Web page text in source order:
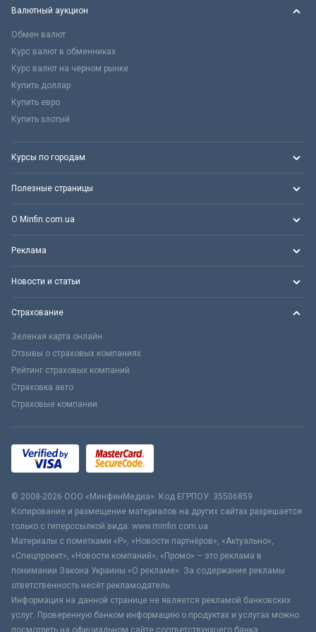
Валютный аукцион
Обмен валют
Курс валют в обменниках
Курс валют на черном рынке
Купить доллар
Купить евро
Купить злотый
Курсы по городам
Полезные страницы
О Minfin.com.ua
Реклама
Новости и статьи
Страхование
Зеленая карта онлайн
Отзывы о страховых компаниях
Рейтинг страховых компаний
Страховка авто
Страховые компании
© 2008-2026 ООО «МинфинМедиа». Код ЕГРПОУ: 35506859
Копирование и размещение материалов на других сайтах разрешается
только с гиперссылкой вида: www.minfin.com.ua
Материалы с пометками «Р», «Новости партнёров», «Актуально»,
«Спецпроект», «Новости компаний», «Промо» – это реклама в
понимании Закона Украины «О рекламе». За содержание рекламы
ответственность несёт рекламодатель.
Информация на данной странице не является рекламой банковских
услуг. Проверенную банком информацию о продуктах и услугах можно
посмотреть на официальном сайте соответствующего банка.